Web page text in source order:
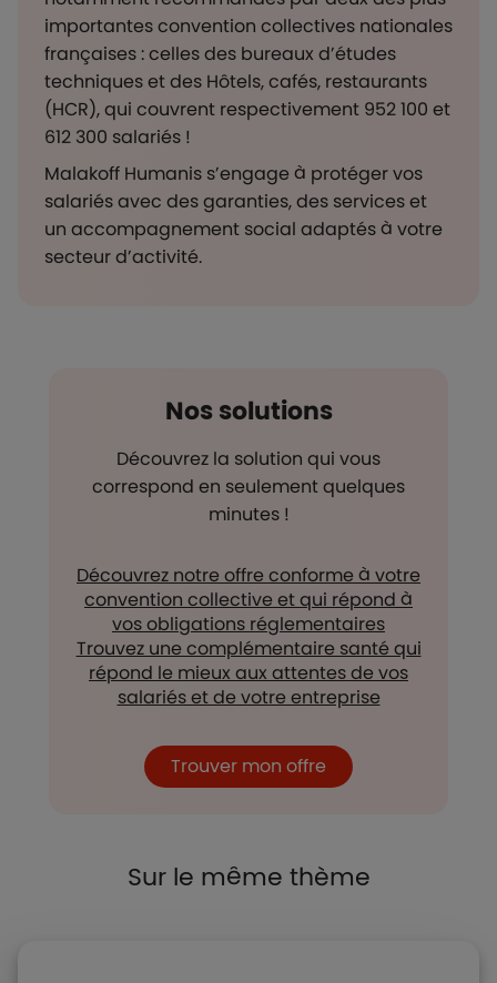
importantes convention collectives nationales
françaises : celles des bureaux d’études
techniques et des Hôtels, cafés, restaurants
(HCR), qui couvrent respectivement 952 100 et
612 300 salariés !
Malakoff Humanis s’engage à protéger vos
salariés avec des garanties, des services et
un accompagnement social adaptés à votre
secteur d’activité.
Nos solutions
Découvrez la solution qui vous
correspond en seulement quelques
minutes !
Découvrez notre offre conforme à votre
convention collective et qui répond à
vos obligations réglementaires
Trouvez une complémentaire santé qui
répond le mieux aux attentes de vos
salariés et de votre entreprise
Trouver mon offre
Sur le même thème